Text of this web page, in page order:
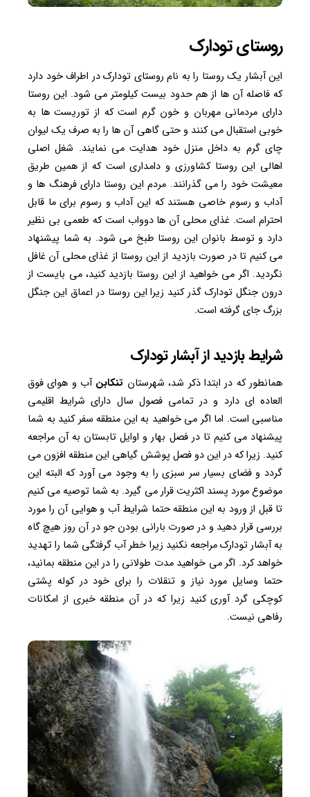
روستای تودارک
این آبشار یک روستا را به نام روستای تودارک در اطراف خود دارد
که فاصله آن ها از هم حدود بیست کیلومتر می شود. این روستا
دارای مردمانی مهربان و خون گرم است که از توریست ها به
خوبی استقبال می کنند و حتی گاهی آن ها را به صرف یک لیوان
چای گرم به داخل منزل خود هدایت می نمایند. شغل اصلی
اهالی این روستا کشاورزی و دامداری است که از همین طریق
معیشت خود را می گذرانند. مردم این روستا دارای فرهنگ ها و
آداب و رسوم خاصی هستند که این آداب و رسوم برای ما قابل
احترام است. غذای محلی آن ها دوواب است که طعمی بی نظیر
دارد و توسط بانوان این روستا طبخ می شود. به شما پیشنهاد
می کنیم تا در صورت بازدید از این روستا از غذای محلی آن غافل
نگردید. اگر می خواهید از این روستا بازدید کنید، می بایست از
درون جنگل تودارک گذر کنید زیرا این روستا در اعماق این جنگل
بزرگ جای گرفته است.
شرایط بازدید از آبشار تودارک
همانطور که در ابتدا ذکر شد، شهرستان تنکابن آب و هوای فوق
العاده ای دارد و در تمامی فصول سال دارای شرایط اقلیمی
مناسبی است. اما اگر می خواهید به این منطقه سفر کنید به شما
پیشنهاد می کنیم تا در فصل بهار و اوایل تابستان به آن مراجعه
کنید. زیرا که در این دو فصل پوشش گیاهی این منطقه افزون می
گردد و فضای بسیار سر سبزی را به وجود می آورد که البته این
موضوع مورد پسند اکثریت قرار می گیرد. به شما توصیه می کنیم
تا قبل از ورود به این منطقه حتما شرایط آب و هوایی آن را مورد
بررسی قرار دهید و در صورت بارانی بودن جو در آن روز هیچ گاه
به آبشار تودارک مراجعه نکنید زیرا خطر آب گرفتگی شما را تهدید
خواهد کرد. اگر می خواهید مدت طولانی را در این منطقه بمانید،
حتما وسایل مورد نیاز و تنقلات را برای خود در کوله پشتی
کوچکی گرد آوری کنید زیرا که در آن منطقه خبری از امکانات
رفاهی نیست.